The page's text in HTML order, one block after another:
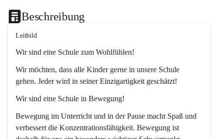
Beschreibung
Leitbild
Wir sind eine Schule zum Wohlfühlen!
Wir möchten, dass alle Kinder gerne in unsere Schule
gehen. Jeder wird in seiner Einzigartigkeit geschätzt!
Wir sind eine Schule in Bewegung!
Bewegung im Unterricht und in der Pause macht Spaß und
verbessert die Konzentrationsfähigkeit. Bewegung ist